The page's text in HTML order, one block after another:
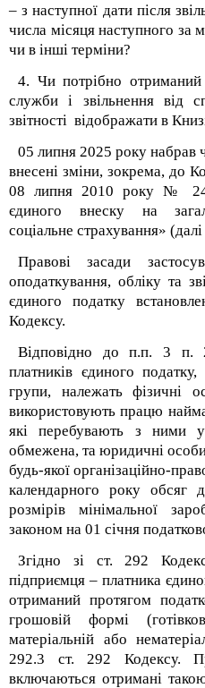
– з наступної дати після
числа місяця наступного за
чи в інші терміни?
4. Чи потрібно отриманий
служби і звільнення від
звітності відображати в
05 липня 2025 року набрав
внесені зміни, зокрема, до
08 липня 2010 року №
єдиного внеску на
соціальне страхування»
Правові засади
оподаткування, обліку та
єдиного податку
Кодексу.
Відповідно до п.п. 3 п.
платників єдиного
групи, належать фізичні
використовують працю
які перебувають з ними
обмежена, та юридичні
будь-якої організаційно-
календарного року обсяг
розмірів мінімальної
законом на 01 січня
Згідно зі ст. 292
підприємця – платника
отриманий протягом
грошовій формі
матеріальній або
292.3 ст. 292 Кодексу.
включаються отримані